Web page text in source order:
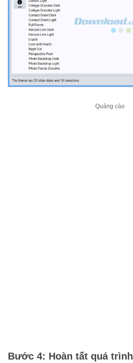
Bước 4: Hoàn tất quá trình